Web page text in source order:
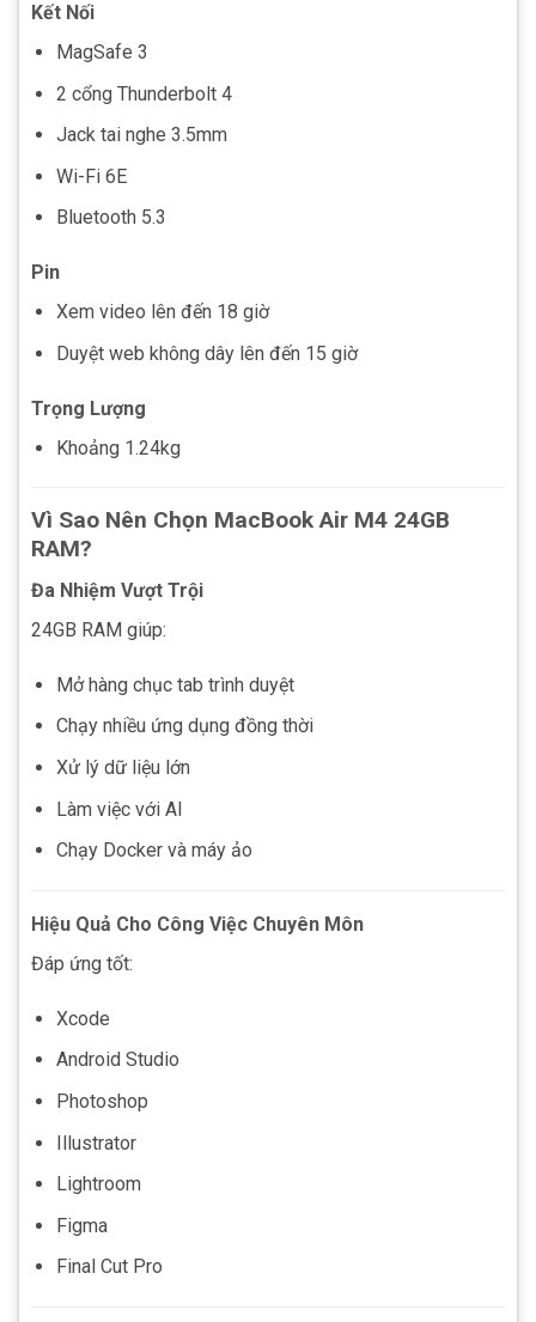
Kết Nối
MagSafe 3
2 cổng Thunderbolt 4
Jack tai nghe 3.5mm
Wi-Fi 6E
Bluetooth 5.3
Pin
Xem video lên đến 18 giờ
Duyệt web không dây lên đến 15 giờ
Trọng Lượng
Khoảng 1.24kg
Vì Sao Nên Chọn MacBook Air M4 24GB
RAM?
Đa Nhiệm Vượt Trội
24GB RAM giúp:
Mở hàng chục tab trình duyệt
Chạy nhiều ứng dụng đồng thời
Xử lý dữ liệu lớn
Làm việc với AI
Chạy Docker và máy ảo
Hiệu Quả Cho Công Việc Chuyên Môn
Đáp ứng tốt:
Xcode
Android Studio
Photoshop
Illustrator
Lightroom
Figma
Final Cut Pro